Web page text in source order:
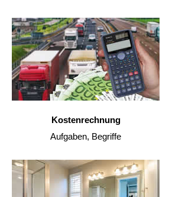
Kostenrechnung
Aufgaben, Begriffe